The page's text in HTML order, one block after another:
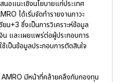
นอแนะเชิงนโยบายแก่ประเทศ
ได้เริ่มจัดทำรายงานภาวะ
ยน+3 ซึ่งเป็นการวิเคราะห์ข้อมูล
น และเผยแพร่ต่อผู้ประกอบการ
เป็นข้อมูลประกอบการตัดสินใจ
AMRO มีหน้าที่คล้ายคลึงกับกองทุน